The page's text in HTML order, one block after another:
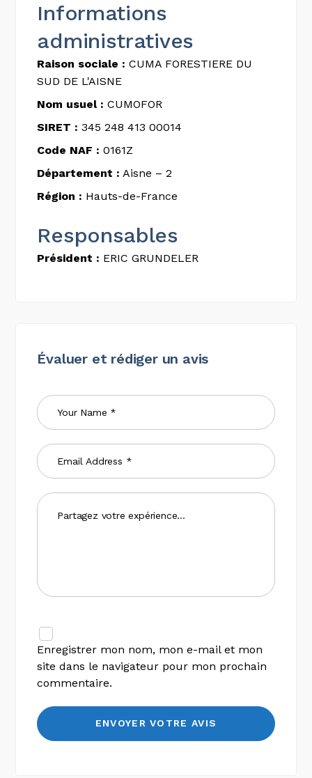
Informations
administratives
Raison sociale : CUMA FORESTIERE DU
SUD DE L'AISNE
Nom usuel : CUMOFOR
SIRET : 345 248 413 00014
Code NAF : 0161Z
Département : Aisne – 2
Région : Hauts-de-France
Responsables
Président : ERIC GRUNDELER
Évaluer et rédiger un avis
Enregistrer mon nom, mon e-mail et mon
site dans le navigateur pour mon prochain
commentaire.